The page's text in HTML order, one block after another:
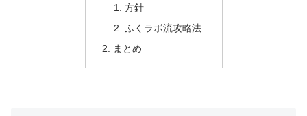
方針
ふくラボ流攻略法
まとめ